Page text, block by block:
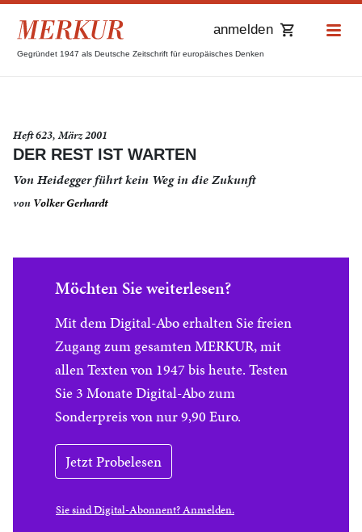
Gegründet 1947 als Deutsche Zeitschrift für europäisches Denken
anmelden
Heft 623, März 2001
DER REST IST WARTEN
Von Heidegger führt kein Weg in die Zukunft
von Volker Gerhardt
Möchten Sie weiterlesen?
Mit dem Digital-Abo erhalten Sie freien
Zugang zum gesamten MERKUR, mit
allen Texten von 1947 bis heute. Testen
Sie 3 Monate Digital-Abo zum
Sonderpreis von nur 9,90 Euro.
Jetzt Probelesen
Sie sind Digital-Abonnent? Anmelden.